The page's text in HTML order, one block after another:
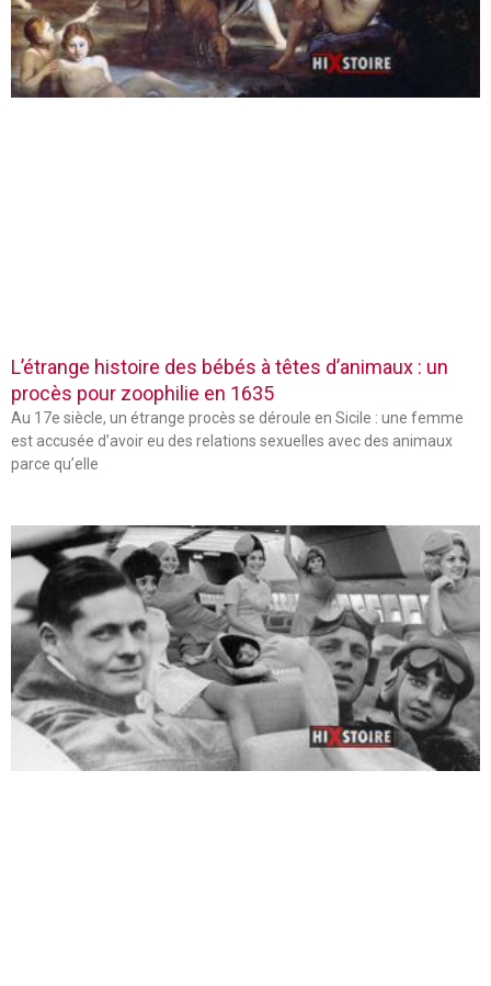
L’étrange histoire des bébés à têtes d’animaux : un
procès pour zoophilie en 1635
Au 17e siècle, un étrange procès se déroule en Sicile : une femme
est accusée d’avoir eu des relations sexuelles avec des animaux
parce qu’elle